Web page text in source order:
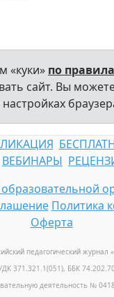
«куки» по
сайт. Вы
ВЕБИНАРЫ
Политика
Оферта
педагогический журнал
371.321.1(051), ББК
деятельность №